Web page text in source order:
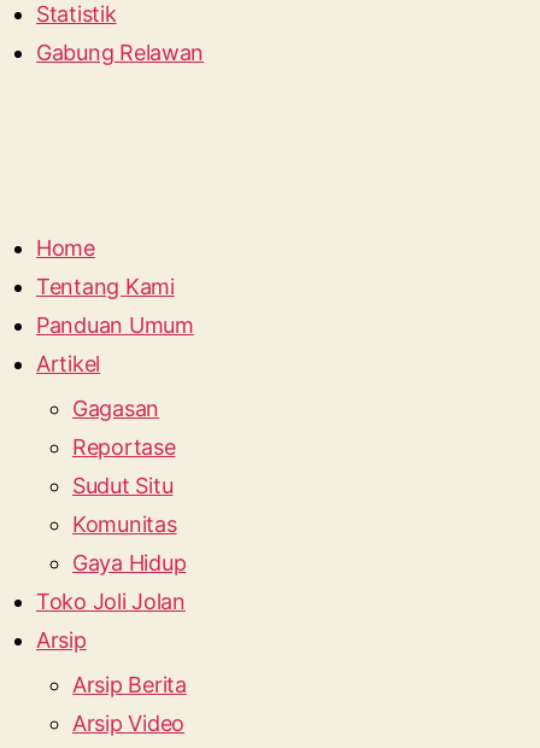
Statistik
Gabung Relawan
Home
Tentang Kami
Panduan Umum
Artikel
Gagasan
Reportase
Sudut Situ
Komunitas
Gaya Hidup
Toko Joli Jolan
Arsip
Arsip Berita
Arsip Video